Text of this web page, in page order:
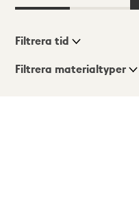
Visningsläge
Filtrera tid
Filtrera materialtyper